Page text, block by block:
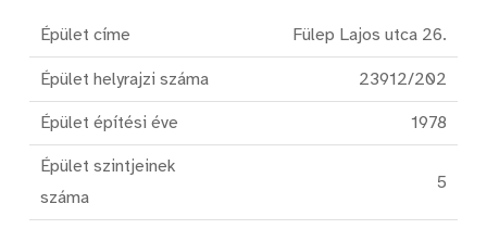
Épület címe Fülep Lajos utca 26.
Épület helyrajzi száma 23912/202
Épület építési éve
1978
Épület szintjeinek
száma
5